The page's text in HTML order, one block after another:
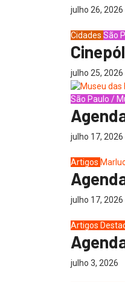
julho 26, 2026
Cidades São
julho 25, 2026
São Paulo /
julho 17, 2026
Artigos
julho 17, 2026
Artigos
julho 3, 2026